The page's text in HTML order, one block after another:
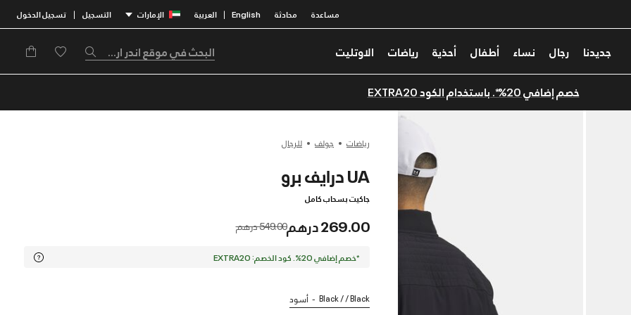
مساعدة محادثة English
| العربية الإمارات التسجيل | تسجيل الدخول
جديدنا رجال نساء أطفال أحذية رياضات الاوتليت
خصم إضافي 20%*. باستخدام الكود EXTRA20
رياضات جولف للرجال
UA درايف برو
جاكيت بسحاب كامل
269.00 درهم Price reduced from
549.00 درهم to
*خصم إضافي 20%. كود الخصم: EXTRA20
Black / / Black أسود